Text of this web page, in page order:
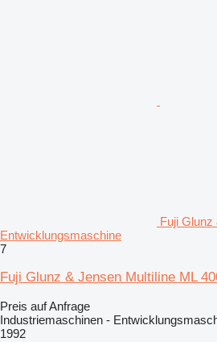
Fuji Glunz
Entwicklungsmaschine
7
Fuji Glunz & Jensen Multiline ML
Preis auf Anfrage
Industriemaschinen -
1992